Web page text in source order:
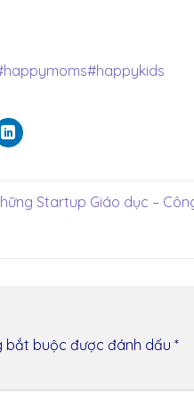
#happykids
Startup Giáo dục –
bắt buộc được đánh dấu *